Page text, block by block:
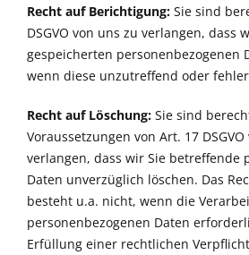
Recht auf Berichtigung:Sie sind
DSGVO von uns zu verlangen, dass
gespeicherten personenbezogenen
wenn diese unzutreffend oder
Recht auf Löschung:Sie sind
Voraussetzungen von Art. 17
verlangen, dass wir Sie betreffende
Daten unverzüglich löschen. Das
besteht u.a. nicht, wenn die
personenbezogenen Daten
Erfüllung einer rechtlichen